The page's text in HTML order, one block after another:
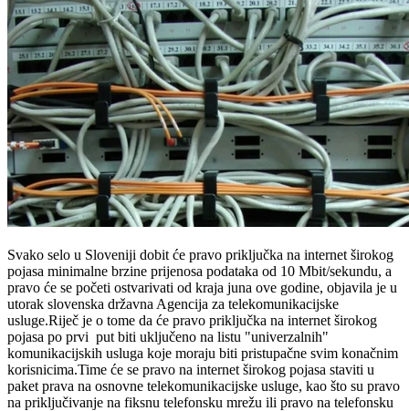
Svako selo u Sloveniji dobit će pravo priključka na internet širokog
pojasa minimalne brzine prijenosa podataka od 10 Mbit/sekundu, a
pravo će se početi ostvarivati od kraja juna ove godine, objavila je u
utorak slovenska državna Agencija za telekomunikacijske
usluge.Riječ je o tome da će pravo priključka na internet širokog
pojasa po prvi put biti uključeno na listu "univerzalnih"
komunikacijskih usluga koje moraju biti pristupačne svim konačnim
korisnicima.Time će se pravo na internet širokog pojasa staviti u
paket prava na osnovne telekomunikacijske usluge, kao što su pravo
na priključivanje na fiksnu telefonsku mrežu ili pravo na telefonsku